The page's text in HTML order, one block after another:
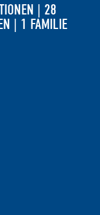
| 28
| 1 FAMILIE